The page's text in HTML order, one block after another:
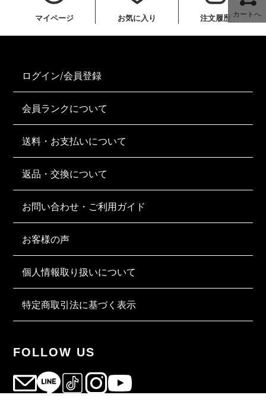
カートへ
マイページ お気に入り 注文履歴
ログイン/会員登録
会員ランクについて
送料・お支払いについて
返品・交換について
お問い合わせ・ご利用ガイド
お客様の声
個人情報取り扱いについて
特定商取引法に基づく表示
FOLLOW US